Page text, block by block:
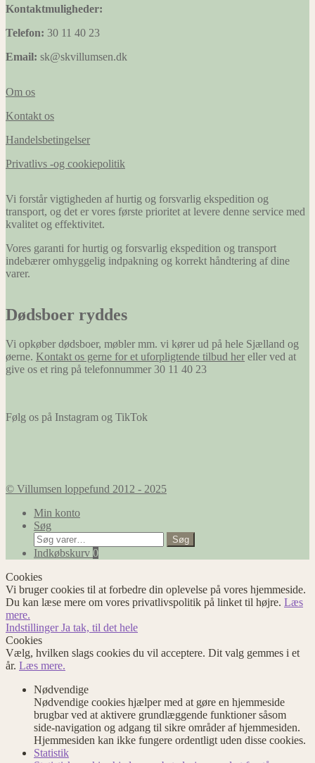
Kontaktmuligheder:
Telefon: 30 11 40 23
Email: sk@skvillumsen.dk
Om os
Kontakt os
Handelsbetingelser
Privatlivs -og cookiepolitik
Vi forstår vigtigheden af hurtig og forsvarlig ekspedition og
transport, og det er vores første prioritet at levere denne service med
kvalitet og effektivitet.
Vores garanti for hurtig og forsvarlig ekspedition og transport
indebærer omhyggelig indpakning og korrekt håndtering af dine
varer.
Dødsboer ryddes
Vi opkøber dødsboer, møbler mm. vi kører ud på hele Sjælland og
øerne. Kontakt os gerne for et uforpligtende tilbud her eller ved at
give os et ring på telefonnummer 30 11 40 23
Følg os på Instagram og TikTok
© Villumsen loppefund 2012 - 2025
Min konto
Søg
Søg
efter:
Søg
Indkøbskurv 0
Cookies
Vi bruger cookies til at forbedre din oplevelse på vores hjemmeside.
Du kan læse mere om vores privatlivspolitik på linket til højre. Læs
mere.
IndstillingerJa tak, til det hele
Cookies
Vælg, hvilken slags cookies du vil acceptere. Dit valg gemmes i et
år. Læs mere.
Nødvendige
Nødvendige cookies hjælper med at gøre en hjemmeside
brugbar ved at aktivere grundlæggende funktioner såsom
side-navigation og adgang til sikre områder af hjemmesiden.
Hjemmesiden kan ikke fungere ordentligt uden disse cookies.
Statistik